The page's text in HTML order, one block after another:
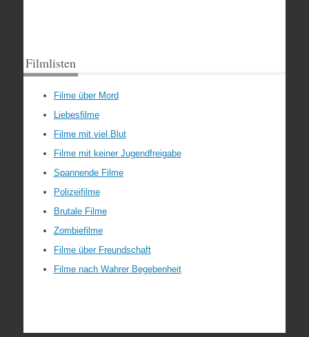
Filmlisten
Filme über Mord
Liebesfilme
Filme mit viel Blut
Filme mit keiner Jugendfreigabe
Spannende Filme
Polizeifilme
Brutale Filme
Zombiefilme
Filme über Freundschaft
Filme nach Wahrer Begebenheit